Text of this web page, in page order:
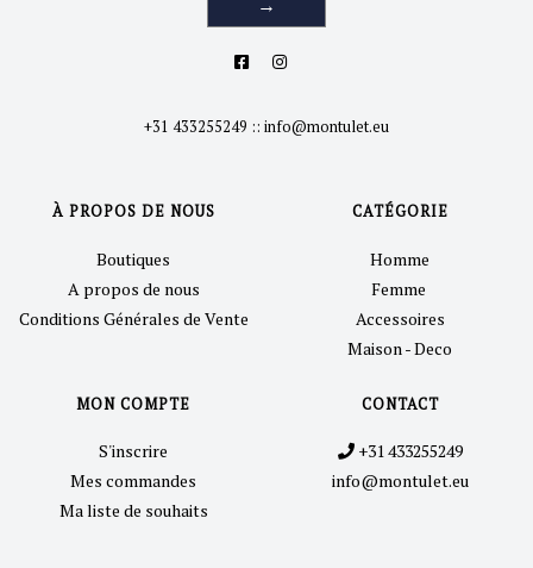
+31 433255249 :: info@montulet.eu
À PROPOS DE NOUS
Boutiques
A propos de nous
Conditions Générales de Vente
CATÉGORIE
Homme
Femme
Accessoires
Maison - Deco
MON COMPTE
S'inscrire
Mes commandes
Ma liste de souhaits
CONTACT
+31 433255249
info@montulet.eu